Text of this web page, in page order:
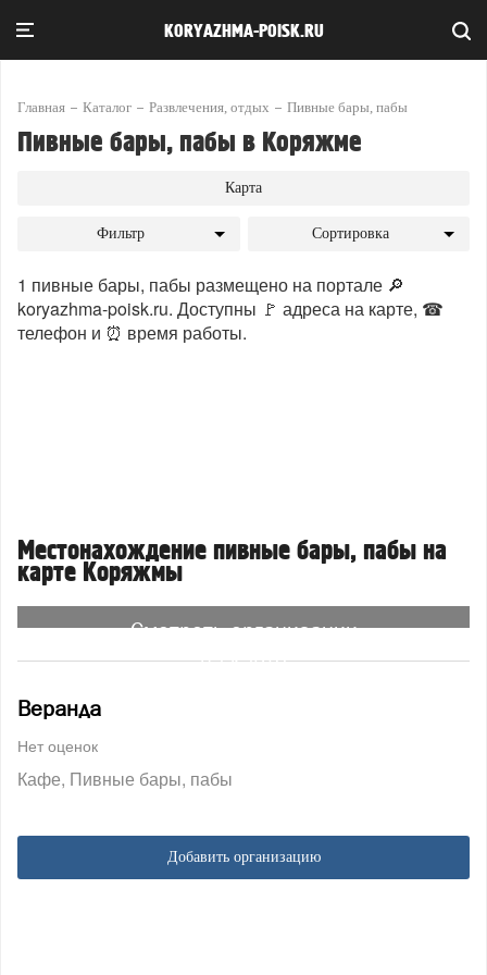
KORYAZHMA-POISK.RU
Главная Каталог Развлечения, отдых Пивные бары, пабы
Пивные бары, пабы в Коряжме
Карта
Фильтр Сортировка
1 пивные бары, пабы размещено на портале 🔎
koryazhma-poisk.ru. Доступны 🚩 адреса на карте, ☎
телефон и ⏰ время работы.
Местонахождение пивные бары, пабы на
карте Коряжмы
Смотреть организации
на карте
Веранда
Нет оценок
Кафе Пивные бары, пабы
Добавить организацию